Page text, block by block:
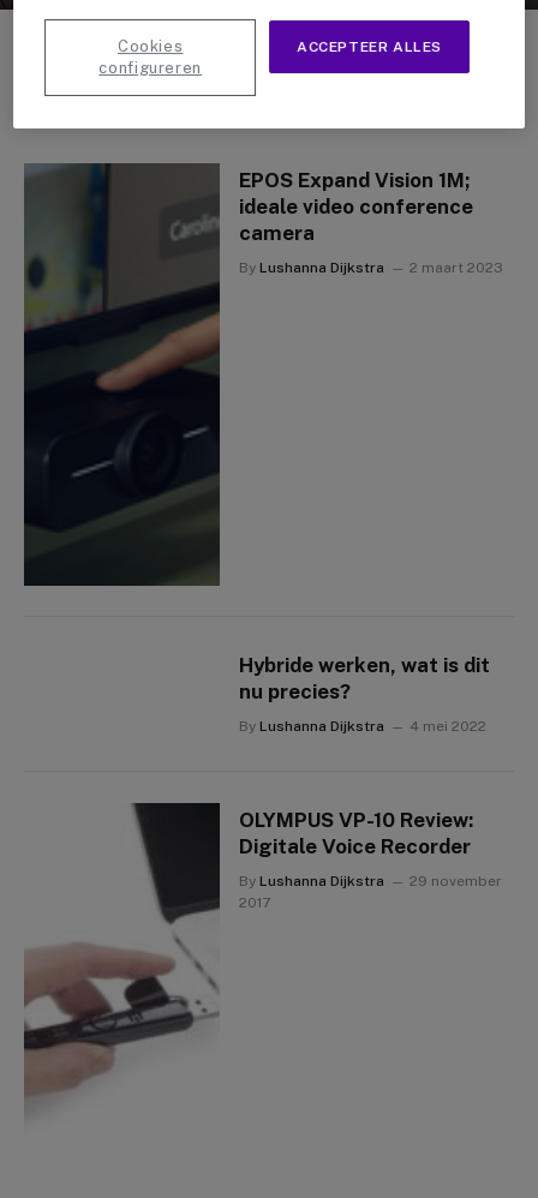
DEFAULT NL
EPOS Expand Vision 1M;
ideale video conference
camera
By Lushanna Dijkstra 2 maart 2023
Hybride werken, wat is dit
nu precies?
By Lushanna Dijkstra 4 mei 2022
OLYMPUS VP-10 Review:
Digitale Voice Recorder
By Lushanna Dijkstra
29 november
2017
ACCEPTEER ALLES
Cookies
configureren